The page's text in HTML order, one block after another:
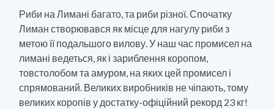
Риби на Лимані багато, та риби різної. Спочатку
Лиман створювався як місце для нагулу риби з
метою її подальшого вилову. У наш час промисел на
лимані ведеться, як і зариблення коропом,
товстолобом та амуром, на яких цей промисел і
спрямований. Великих виробників не чіпають, тому
великих коропів у достатку-офіційний рекорд 23 кг!